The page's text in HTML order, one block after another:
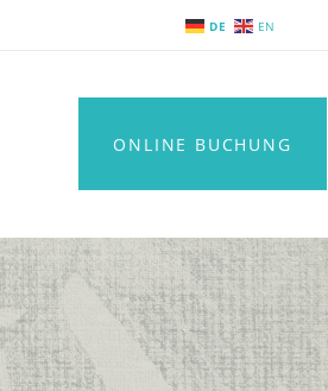
DE EN
ONLINE BUCHUNG